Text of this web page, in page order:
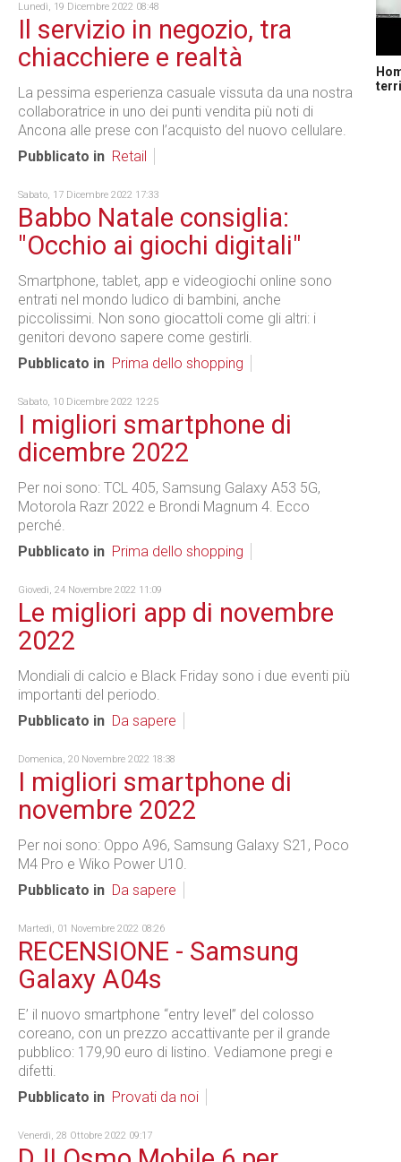
Lunedì, 19 Dicembre 2022 08:48
Il servizio in negozio, tra
chiacchiere e realtà
La pessima esperienza casuale vissuta da una nostra
collaboratrice in uno dei punti vendita più noti di
Ancona alle prese con l’acquisto del nuovo cellulare.
Pubblicato in Retail
Sabato, 17 Dicembre 2022 17:33
Babbo Natale consiglia:
"Occhio ai giochi digitali"
Smartphone, tablet, app e videogiochi online sono
entrati nel mondo ludico di bambini, anche
piccolissimi. Non sono giocattoli come gli altri: i
genitori devono sapere come gestirli.
Pubblicato in Prima dello shopping
Sabato, 10 Dicembre 2022 12:25
I migliori smartphone di
dicembre 2022
Per noi sono: TCL 405, Samsung Galaxy A53 5G,
Motorola Razr 2022 e Brondi Magnum 4. Ecco
perché.
Pubblicato in Prima dello shopping
Giovedì, 24 Novembre 2022 11:09
Le migliori app di novembre
2022
Mondiali di calcio e Black Friday sono i due eventi più
importanti del periodo.
Pubblicato in Da sapere
Domenica, 20 Novembre 2022 18:38
I migliori smartphone di
novembre 2022
Per noi sono: Oppo A96, Samsung Galaxy S21, Poco
M4 Pro e Wiko Power U10.
Pubblicato in Da sapere
Martedì, 01 Novembre 2022 08:26
RECENSIONE - Samsung
Galaxy A04s
E’ il nuovo smartphone “entry level” del colosso
coreano, con un prezzo accattivante per il grande
pubblico: 179,90 euro di listino. Vediamone pregi e
difetti.
Pubblicato in Provati da noi
Venerdì, 28 Ottobre 2022 09:17